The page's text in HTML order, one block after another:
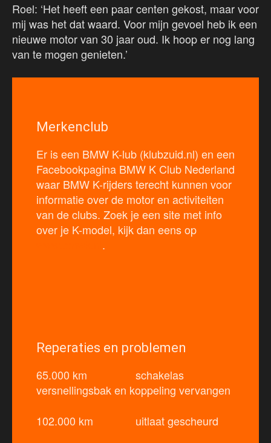
Roel: ‘Het heeft een paar centen gekost, maar voor
mij was het dat waard. Voor mijn gevoel heb ik een
nieuwe motor van 30 jaar oud. Ik hoop er nog lang
van te mogen genieten.’
Merkenclub
Er is een BMW K-lub (klubzuid.nl) en een
Facebookpagina BMW K Club Nederland
waar BMW K-rijders terecht kunnen voor
informatie over de motor en activiteiten
van de clubs. Zoek je een site met info
over je K-model, kijk dan eens op
.
Reperaties en problemen
65.000 km schakelas
versnellingsbak en koppeling vervangen
102.000 km uitlaat gescheurd